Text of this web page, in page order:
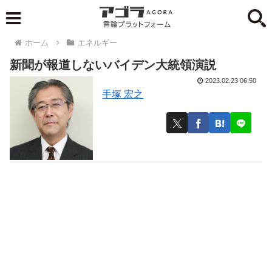
ホーム エネルギー
新聞が報道しないバイデン大統領演説
手塚 宏之
2023.02.23 06:50